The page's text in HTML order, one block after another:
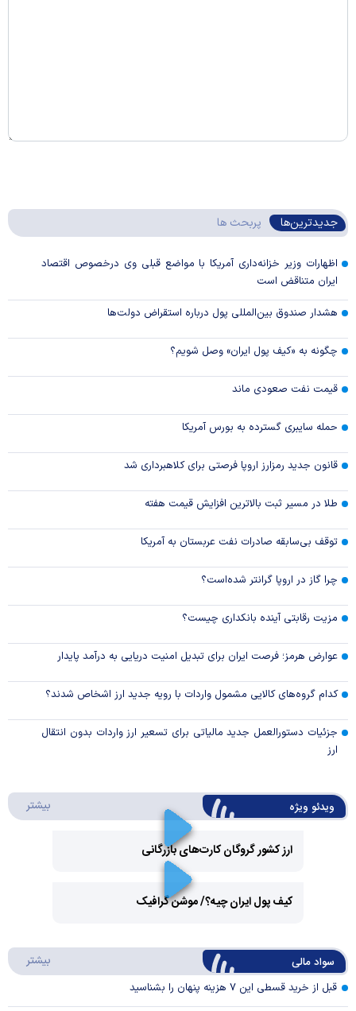
جدیدترین‌ها پربحث ها
اظهارات وزیر خزانه‌داری آمریکا با مواضع قبلی وی درخصوص اقتصاد
ایران متناقض است
هشدار صندوق بین‌المللی پول درباره استقراض دولت‌ها
چگونه به «کیف پول ایران» وصل شویم؟
قیمت نفت صعودی ماند
حمله سایبری گسترده به بورس آمریکا
قانون جدید رمزارز اروپا فرصتی برای کلاهبرداری شد
طلا در مسیر ثبت بالاترین افزایش قیمت هفته
توقف بی‌سابقه صادرات نفت عربستان به آمریکا
چرا گاز در اروپا گرانتر شده‌است؟
مزیت رقابتی آینده بانکداری چیست؟
عوارض هرمز؛ فرصت ایران برای تبدیل امنیت دریایی به درآمد پایدار
کدام گروه‌های کالایی مشمول واردات با رویه جدید ارز اشخاص شدند؟
جزئیات دستورالعمل جدید مالیاتی برای تسعیر ارز واردات بدون انتقال
ارز
ویدئو ویژه بیشتر
ارز کشور گروگان کارت‌های بازرگانی
Video
کیف پول ایران چیه؟/ موشن گرافیک
سواد مالی بیشتر
قبل از خرید قسطی این ۷ هزینه پنهان را بشناسید